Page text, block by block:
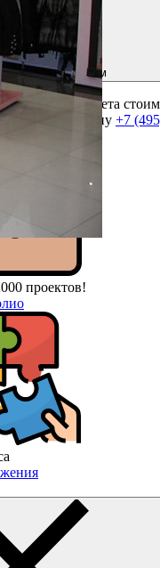
параметрам
и расчета
по телефону +7
проектов!